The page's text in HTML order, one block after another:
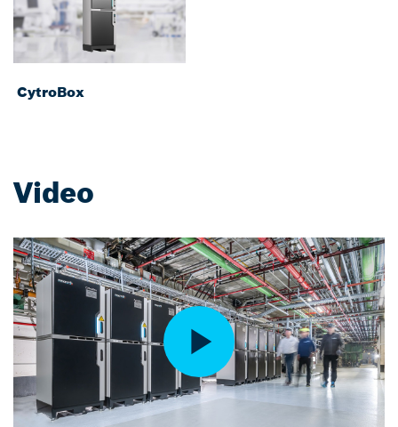
CytroBox
Video